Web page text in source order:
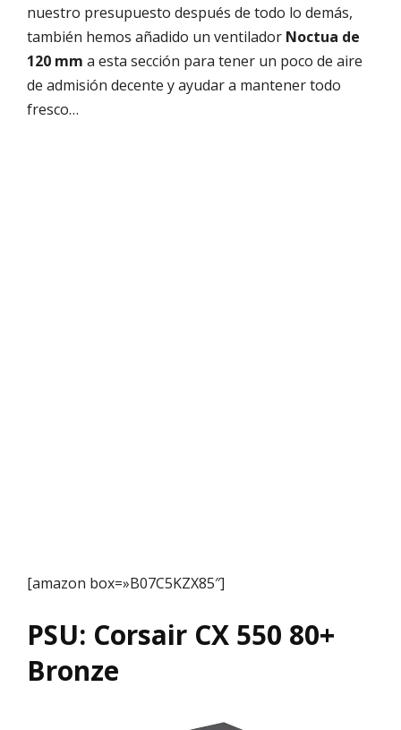
nuestro presupuesto después de todo lo demás,
también hemos añadido un ventilador Noctua de
120 mm a esta sección para tener un poco de aire
de admisión decente y ayudar a mantener todo
fresco…
[amazon box=»B07C5KZX85″]
PSU: Corsair CX 550 80+
Bronze